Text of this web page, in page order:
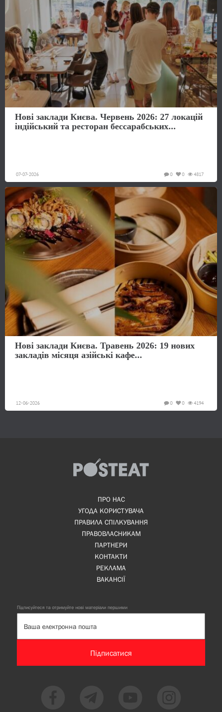
Нові заклади Києва. Червень 2026: 27 локацій
індійський та ресторан бессарабських...
07-07-2026 4817
0
0
Нові заклади Києва. Травень 2026: 19 нових
закладів місяця азійські кафе...
12-06-2026 4194
0
0
ПРО НАС
УГОДА КОРИСТУВАЧА
ПРАВИЛА СПІЛКУВАННЯ
ПРАВОВЛАСНИКАМ
ПАРТНЕРИ
КОНТАКТИ
РЕКЛАМА
ВАКАНСІЇ
Підписуйтеся та отримуйте нові матеріали першими
Підписатися